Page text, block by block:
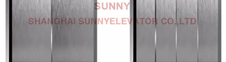
PRODUKTE
VIDEOS